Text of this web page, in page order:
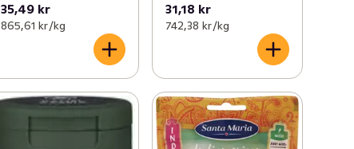
35,49 kr
865,61 kr /kg
31,18 kr
742,38 kr /kg